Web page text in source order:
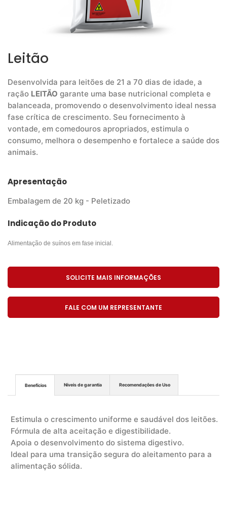
Leitão
Desenvolvida para leitões de 21 a 70 dias de idade, a
ração LEITÃO garante uma base nutricional completa e
balanceada, promovendo o desenvolvimento ideal nessa
fase crítica de crescimento. Seu fornecimento à
vontade, em comedouros apropriados, estimula o
consumo, melhora o desempenho e fortalece a saúde dos
animais.
Apresentação
Embalagem de 20 kg - Peletizado
Indicação do Produto
Alimentação de suínos em fase inicial.
SOLICITE MAIS INFORMAÇÕES
FALE COM UM REPRESENTANTE
Benefícios Níveis de garantia Recomendações de Uso
Estimula o crescimento uniforme e saudável dos leitões.
Fórmula de alta aceitação e digestibilidade.
Apoia o desenvolvimento do sistema digestivo.
Ideal para uma transição segura do aleitamento para a
alimentação sólida.